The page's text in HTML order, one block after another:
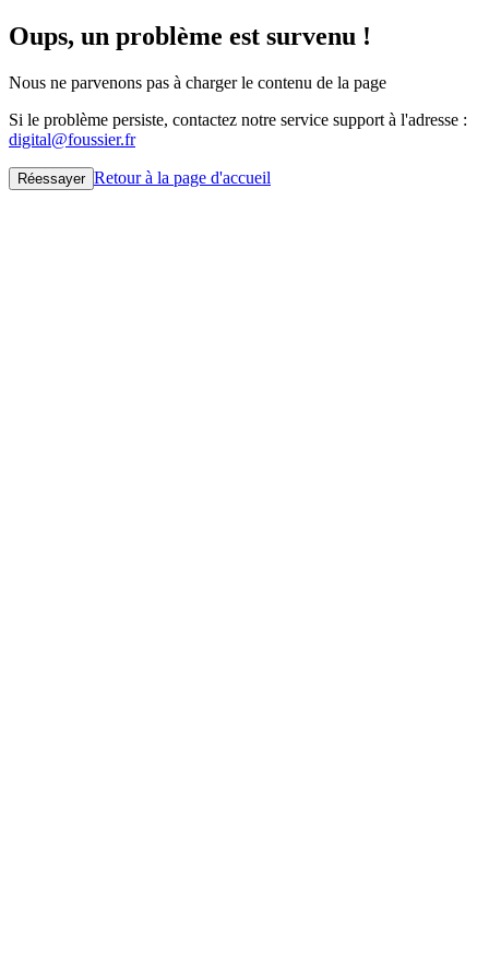
Oups, un problème est survenu !
Nous ne parvenons pas à charger le contenu de la page
Si le problème persiste, contactez notre service support à l'adresse :
digital@foussier.fr
Réessayer Retour à la page d'accueil